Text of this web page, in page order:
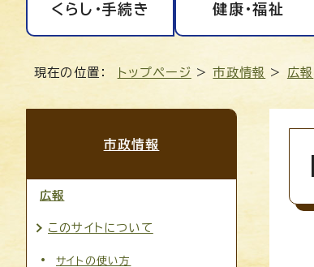
くらし・手続き 健康・福祉
現在の位置： トップページ >市政情報 > 広報
市政情報
広報
このサイトについて
サイトの使い方